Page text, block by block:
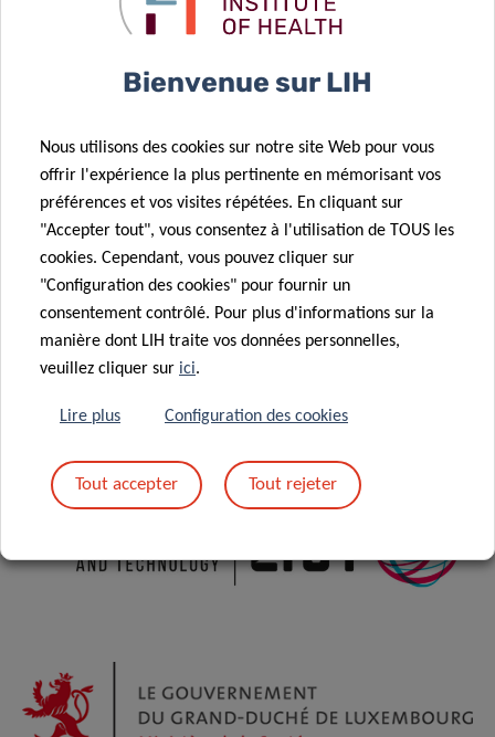
Vue schématique du cadre général du projet VIRALERT et
des technologies employées (réalisée avec BioRender).
Abréviations :RT-qPCR, réaction de polymérase en chaîne
en temps réel après transcription inverse; RT-ddPCR, PCR
séquençage à haut débit.
PARTENAIRES DU PROJET
Bienvenue sur LIH
Nous utilisons des cookies sur notre site Web pour vous
offrir l'expérience la plus pertinente en mémorisant vos
préférences et vos visites répétées. En cliquant sur
"Accepter tout", vous consentez à l'utilisation de TOUS les
cookies. Cependant, vous pouvez cliquer sur
"Configuration des cookies" pour fournir un
consentement contrôlé. Pour plus d'informations sur la
manière dont LIH traite vos données personnelles,
veuillez cliquer sur ici.
Lire plus Configuration des cookies
Tout accepter Tout rejeter